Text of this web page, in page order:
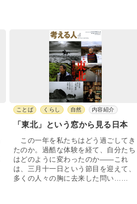
ことば くらし 自然 内容紹介
「東北」という窓から見る日本
この一年を私たちはどう過ごしてき
たのか。過酷な体験を経て、自分たち
はどのように変わったのか――これ
は、三月十一日という節目を迎えて、
多くの人々の胸に去来した問い……